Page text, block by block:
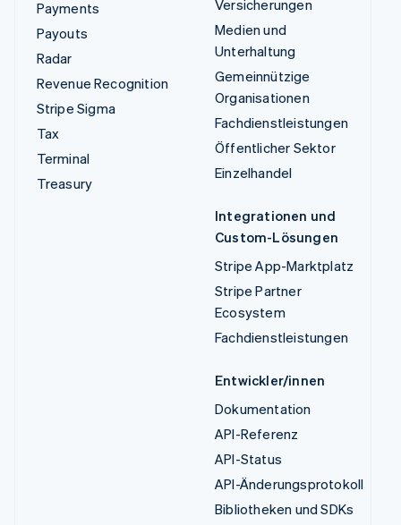
Payments
Payouts
Radar
Revenue Recognition
Stripe Sigma
Tax
Terminal
Treasury
Versicherungen
Medien und
Unterhaltung
Gemeinnützige
Organisationen
Fachdienstleistungen
Öffentlicher Sektor
Einzelhandel
Integrationen und
Custom-Lösungen
Stripe App-Marktplatz
Stripe Partner
Ecosystem
Fachdienstleistungen
Entwickler/innen
Dokumentation
API-Referenz
API-Status
API-Änderungsprotokoll
Bibliotheken und SDKs